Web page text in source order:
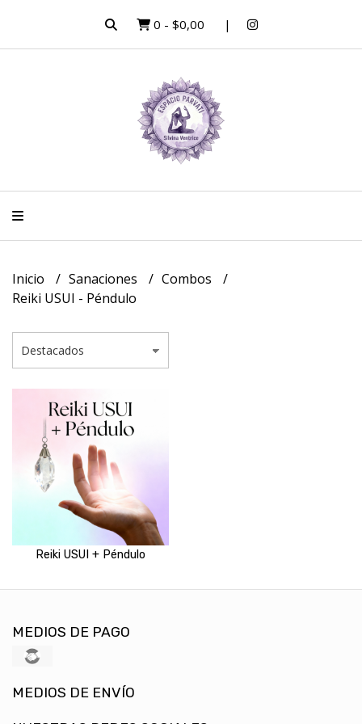
0 - $0,00
Inicio Sanaciones
Combos
Reiki USUI - Péndulo
Reiki USUI + Péndulo
MEDIOS DE PAGO
MEDIOS DE ENVÍO